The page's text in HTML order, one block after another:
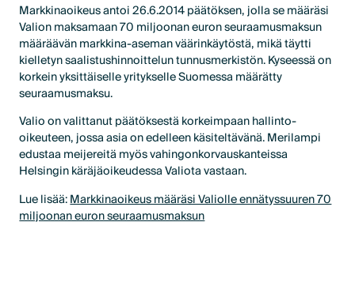
Markkinaoikeus antoi 26.6.2014 päätöksen, jolla se määräsi
Valion maksamaan 70 miljoonan euron seuraamusmaksun
määräävän markkina-aseman väärinkäytöstä, mikä täytti
kielletyn saalistushinnoittelun tunnusmerkistön. Kyseessä on
korkein yksittäiselle yritykselle Suomessa määrätty
seuraamusmaksu.
Valio on valittanut päätöksestä korkeimpaan hallinto-
oikeuteen, jossa asia on edelleen käsiteltävänä. Merilampi
edustaa meijereitä myös vahingonkorvauskanteissa
Helsingin käräjäoikeudessa Valiota vastaan.
Lue lisää:Markkinaoikeus määräsi Valiolle ennätyssuuren 70
miljoonan euron seuraamusmaksun